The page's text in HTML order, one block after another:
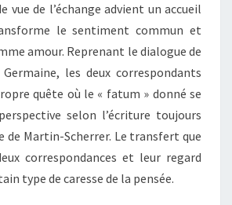
vue de l’échange advient un accueil
le sentiment commun et
amour. Reprenant le dialogue de
les deux correspondants
quête où le « fatum » donné se
selon l’écriture toujours
de Martin-Scherrer. Le transfert que
correspondances et leur regard
type de caresse de la pensée.